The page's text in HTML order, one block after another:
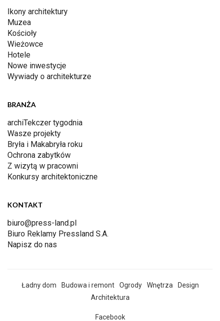
Ikony architektury
Muzea
Kościoły
Wieżowce
Hotele
Nowe inwestycje
Wywiady o architekturze
BRANŻA
archiTekczer tygodnia
Wasze projekty
Bryła i Makabryła roku
Ochrona zabytków
Z wizytą w pracowni
Konkursy architektoniczne
KONTAKT
biuro@press-land.pl
Biuro Reklamy Pressland S.A.
Napisz do nas
Ładny dom Budowa i remont Ogrody Wnętrza
Design
Architektura
Facebook